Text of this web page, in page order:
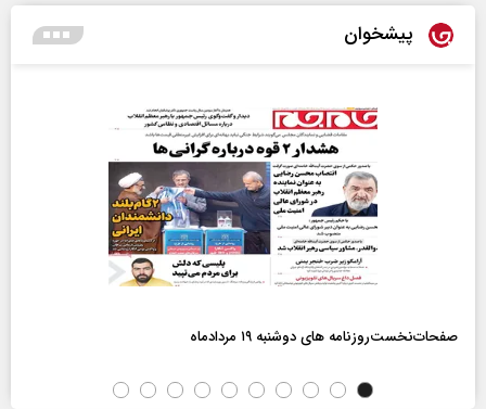
پیشخوان
صفحات‌نخست‌روزنامه ها‌ی دوشنبه ۱۹ مردادماه